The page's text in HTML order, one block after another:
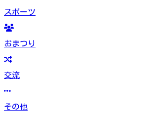
スポーツ
おまつり
交流
その他